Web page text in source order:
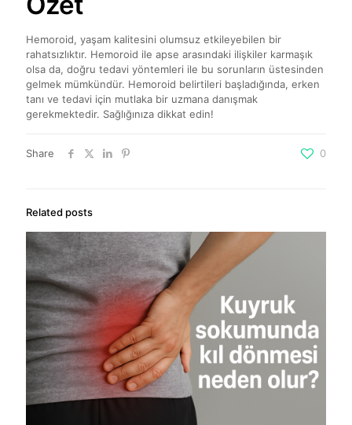
Hemoroid, yaşam kalitesini olumsuz etkileyebilen bir
rahatsızlıktır. Hemoroid ile apse arasındaki ilişkiler karmaşık
olsa da, doğru tedavi yöntemleri ile bu sorunların üstesinden
gelmek mümkündür. Hemoroid belirtileri başladığında, erken
tanı ve tedavi için mutlaka bir uzmana danışmak
gerekmektedir. Sağlığınıza dikkat edin!
Share 0
Related posts